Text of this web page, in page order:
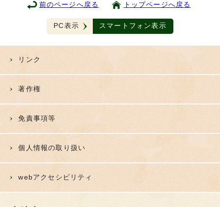
前のページへ戻る トップページへ戻る
PC表示 スマートフォン表示
リンク
著作権
免責事項等
個人情報の取り扱い
webアクセシビリティ